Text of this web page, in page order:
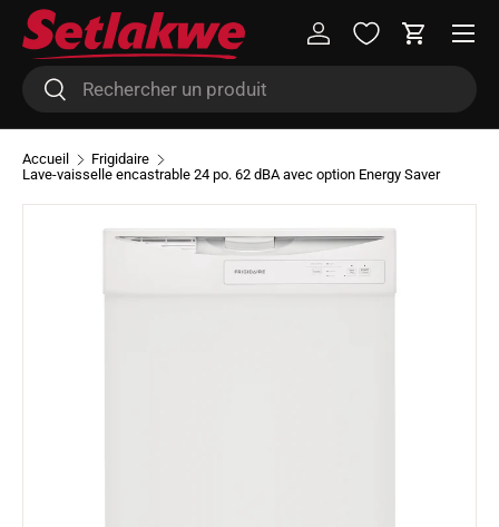
Aller au contenu
Recherche
Rechercher
Se connecterPanier
Menu
Accueil
Frigidaire
Lave-vaisselle encastrable 24 po. 62 dBA avec option Energy Saver